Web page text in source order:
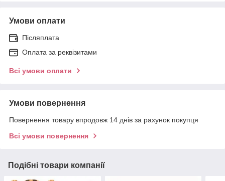
Умови оплати
Післяплата
Оплата за реквізитами
Всі умови оплати
Умови повернення
Повернення товару впродовж 14 днів за рахунок покупця
Всі умови повернення
Подібні товари компанії